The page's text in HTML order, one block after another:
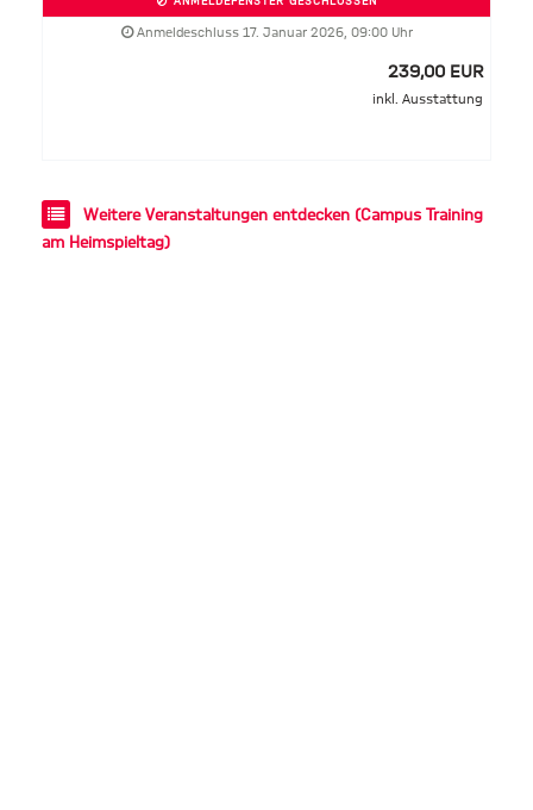
Anmeldeschluss 17. Januar 2026, 09:00 Uhr
239,00 EUR
inkl. Ausstattung
Weitere Veranstaltungen entdecken (Campus Training
am Heimspieltag)